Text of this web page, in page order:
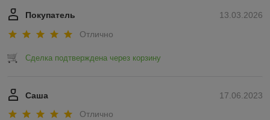
13.03.2026
Покупатель
Отлично
Сделка подтверждена через корзину
17.06.2023
Саша
Отлично